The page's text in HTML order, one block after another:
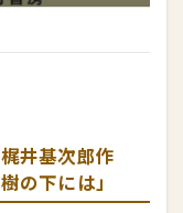
井基次郎作
樹の下には」